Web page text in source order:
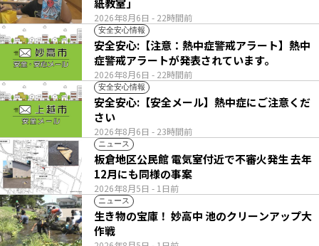
2026年8月6日 - 22時間前
安全安心情報
2026年8月6日 - 22時間前
安全安心:【注意：熱中症警戒アラート】熱中
症警戒アラートが発表されています。
安全安心情報
2026年8月6日 - 23時間前
安全安心:【安全メール】熱中症にご注意くだ
さい
ニュース
2026年8月5日 - 1日前
板倉地区公民館 電気室付近で不審火発生 去年
12月にも同様の事案
ニュース
生き物の宝庫！ 妙高中 池のクリーンアップ大
作戦